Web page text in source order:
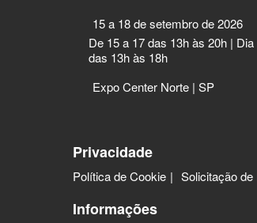
15 a 18 de setembro de 2026
De 15 a 17 das 13h às 20h | Dia
das 13h às 18h
Expo Center Norte | SP
Privacidade
Política de Cookie Solicitação de
Informações